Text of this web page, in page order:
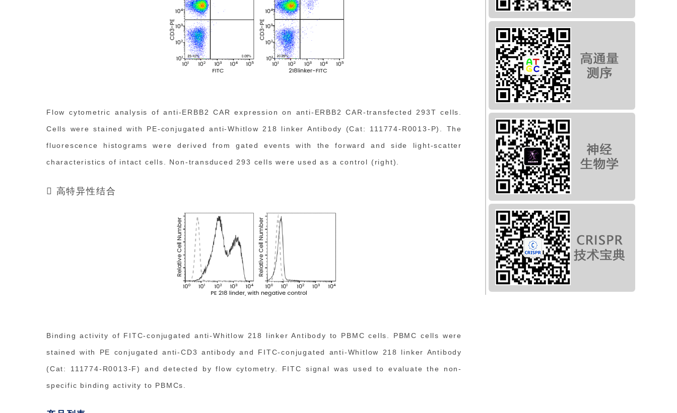
Flow cytometric analysis of anti-ERBB2 CAR expression on anti-ERBB2 CAR-transfected 293T cells.
Cells were stained with PE-conjugated anti-Whitlow 218 linker Antibody (Cat: 111774-R0013-P). The
fluorescence histograms were derived from gated events with the forward and side light-scatter
characteristics of intact cells. Non-transduced 293 cells were used as a control (right).
 高特异性结合
Binding activity of FITC-conjugated anti-Whitlow 218 linker Antibody to PBMC cells. PBMC cells were
stained with PE conjugated anti-CD3 antibody and FITC-conjugated anti-Whitlow 218 linker Antibody
(Cat: 111774-R0013-F) and detected by flow cytometry. FITC signal was used to evaluate the non-
specific binding activity to PBMCs.